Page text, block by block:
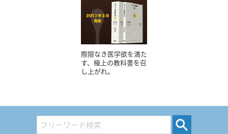
際限なき医学欲を満た
す、極上の教科書を召
し上がれ。